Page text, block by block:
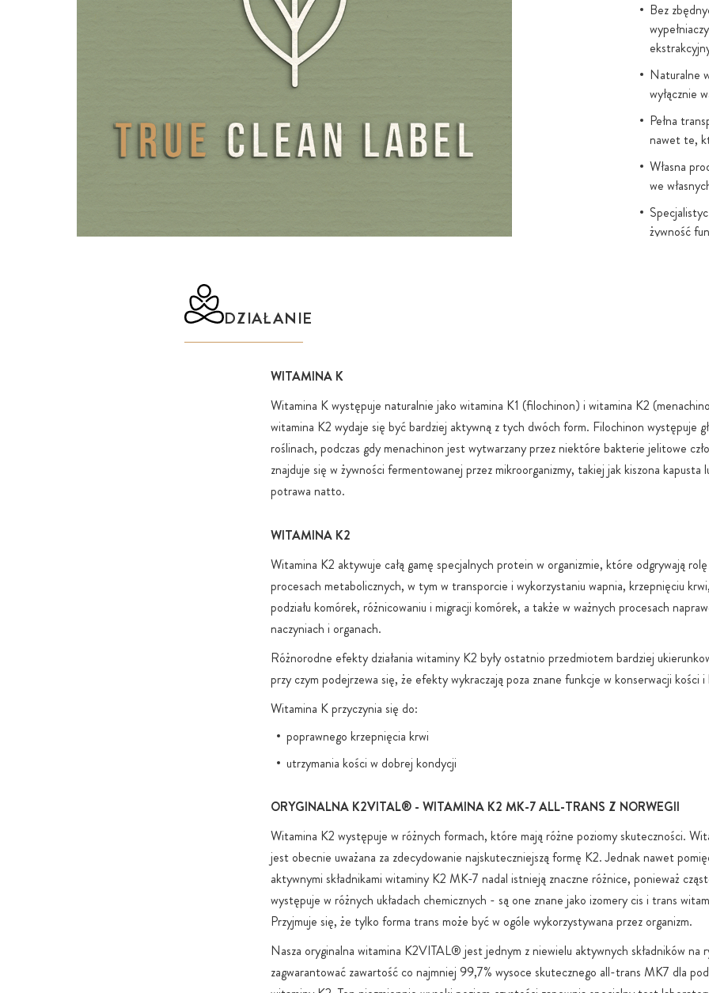
organizmu tylko w połączeniu z tłuszczami. Do naszych kropli z witaminą
K2 wybraliśmy holenderski wartościowy olej MCT na bazie oleju
kokosowego jako nośnik. Olej MCT, w przeciwieństwie do innych
nośników, takich jak olej z oliwek czy środki do prasowania tabletek, np.
węglan wapnia, prawie nie rozkłada witamin rozpuszczalnych w
czynnej, przy czym średniołańcuchowe kwasy tłuszczowe oleju nośnego
są same w sobie cennym składnikiem odżywczym.
jest natychmiast dostępna i może być optymalnie wchłaniana. Oleje
nasze oleje posiadają wysokowartościowe pipety szklane, które ułatwiają
dokładne dawkowanie kropli. W przeciwieństwie do butelek z kroplami,
które czasem są ciężkie w obsłudze i mogą powodować poplamienia,
Bez
Naturalne
wyłącznie
Pełna
nawet te,
Własna
we
żywność
wolne od
Ochronne
jakości
utlenianiem
Gwarancja
Bez
stosujemy
względów
DZIAŁANIE
WITAMINA K
Witamina K występuje naturalnie jako witamina K1 (filochinon) i witamina K2
witamina K2 wydaje się być bardziej aktywną z tych dwóch form. Filochinon występuje
roślinach, podczas gdy menachinon jest wytwarzany przez niektóre bakterie jelitowe
znajduje się w żywności fermentowanej przez mikroorganizmy, takiej jak kiszona kapusta
potrawa natto.
WITAMINA K2
Witamina K2 aktywuje całą gamę specjalnych protein w organizmie, które odgrywają
procesach metabolicznych, w tym w transporcie i wykorzystaniu wapnia, krzepnięciu
podziału komórek, różnicowaniu i migracji komórek, a także w ważnych procesach
naczyniach i organach.
Różnorodne efekty działania witaminy K2 były ostatnio przedmiotem bardziej
przy czym podejrzewa się, że efekty wykraczają poza znane funkcje w konserwacji kości
Witamina K przyczynia się do:
poprawnego krzepnięcia krwi
utrzymania kości w dobrej kondycji
ORYGINALNA K2VITAL® - WITAMINA K2 MK-7 ALL-TRANS Z NORWEGII
Witamina K2 występuje w różnych formach, które mają różne poziomy skuteczności.
jest obecnie uważana za zdecydowanie najskuteczniejszą formę K2. Jednak nawet
aktywnymi składnikami witaminy K2 MK-7 nadal istnieją znaczne różnice, ponieważ
występuje w różnych układach chemicznych - są one znane jako izomery cis i trans
Przyjmuje się, że tylko forma trans może być w ogóle wykorzystywana przez organizm.
Nasza oryginalna witamina K2VITAL® jest jednym z niewielu aktywnych składników na
zagwarantować zawartość co najmniej 99,7% wysoce skutecznego all-trans MK7 dla